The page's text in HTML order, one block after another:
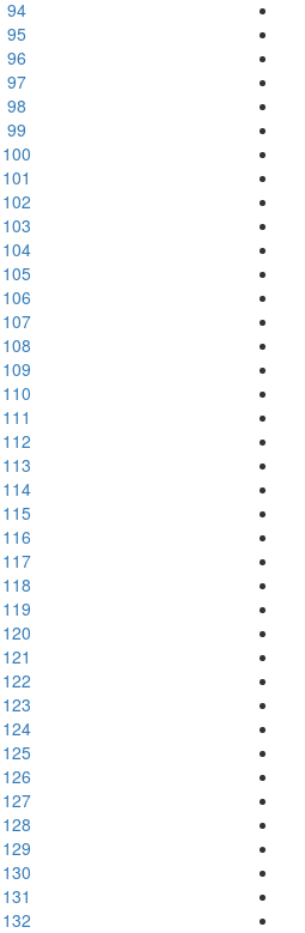
94
95
96
97
98
99
100
101
102
103
104
105
106
107
108
109
110
111
112
113
114
115
116
117
118
119
120
121
122
123
124
125
126
127
128
129
130
131
132